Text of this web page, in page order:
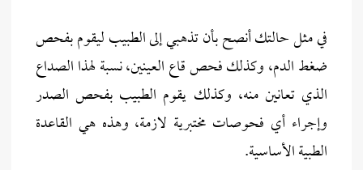
في مثل حالتك أنصح بأن تذهبي إلى الطبيب ليقوم بفحص
ضغط الدم، وكذلك فحص قاع العينين، نسبة لهذا الصداع
الذي تعانين منه، وكذلك يقوم الطبيب بفحص الصدر
وإجراء أي فحوصات مختبرية لازمة، وهذه هي القاعدة
الطبية الأساسية.